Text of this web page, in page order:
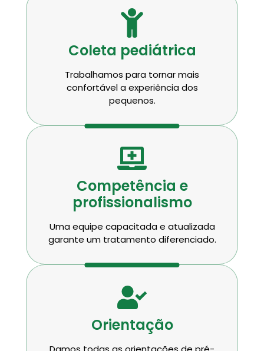
Coleta pediátrica
Trabalhamos para tornar mais
confortável a experiência dos
pequenos.
Competência e
profissionalismo
Uma equipe capacitada e atualizada
garante um tratamento diferenciado.
Orientação